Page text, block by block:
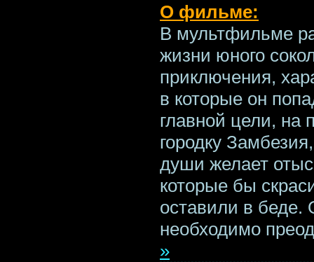
О фильме:
В мультфильме
жизни юного
приключения,
в которые он
главной цели, на
городку
души желает
которые бы
оставили в беде.
необходимо
»